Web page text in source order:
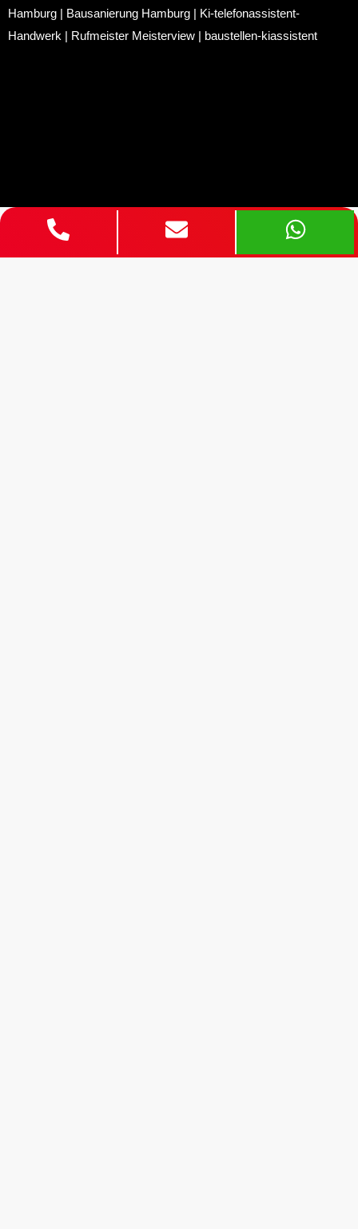
Hamburg
Bausanierung Hamburg
Ki-telefonassistent-
Handwerk
Rufmeister Meisterview baustellen-kiassistent